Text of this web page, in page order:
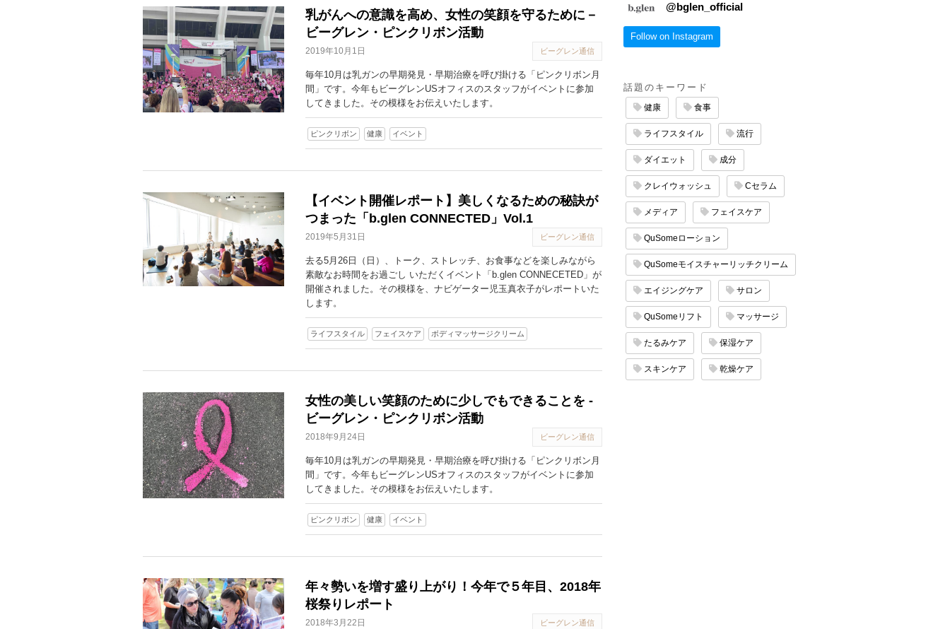
乳がんへの意識を高め、女性の笑顔を守るために－
ビーグレン・ピンクリボン活動
2019年10月1日 ビーグレン通信
毎年10月は乳ガンの早期発見・早期治療を呼び掛ける「ピンクリボン月
間」です。今年もビーグレンUSオフィスのスタッフがイベントに参加
してきました。その模様をお伝えいたします。
ピンクリボン 健康 イベント
【イベント開催レポート】美しくなるための秘訣が
つまった「b.glen CONNECTED」Vol.1
2019年5月31日 ビーグレン通信
去る5月26日（日）、トーク、ストレッチ、お食事などを楽しみながら
素敵なお時間をお過ごし いただくイベント「b.glen CONNECETED」が
開催されました。その模様を、ナビゲーター児玉真衣子がレポートいた
します。
ライフスタイル フェイスケア ボディマッサージクリーム
女性の美しい笑顔のために少しでもできることを -
ビーグレン・ピンクリボン活動
2018年9月24日 ビーグレン通信
毎年10月は乳ガンの早期発見・早期治療を呼び掛ける「ピンクリボン月
間」です。今年もビーグレンUSオフィスのスタッフがイベントに参加
してきました。その模様をお伝えいたします。
ピンクリボン 健康 イベント
年々勢いを増す盛り上がり！今年で５年目、2018年
桜祭りレポート
2018年3月22日 ビーグレン通信
@bglen_official
Follow on Instagram
話題のキーワード
健康 食事
ライフスタイル 流行
ダイエット 成分
クレイウォッシュ Cセラム
メディア フェイスケア
QuSomeローション
QuSomeモイスチャーリッチクリーム
エイジングケア サロン
QuSomeリフト マッサージ
たるみケア 保湿ケア
スキンケア 乾燥ケア